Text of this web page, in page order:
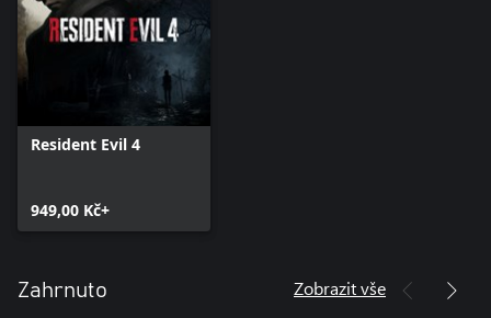
Resident Evil 4
949,00 Kč+
Zahrnuto Zobrazit vše